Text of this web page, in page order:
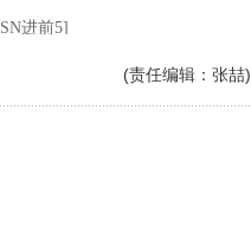
(责任编辑：张喆)